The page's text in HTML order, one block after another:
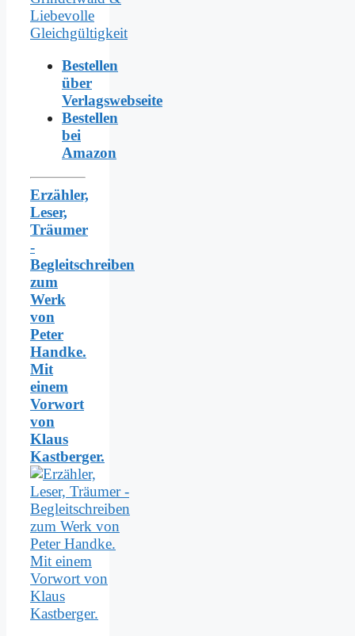
Bestellen
über
Verlagswebseite
Bestellen
bei
Amazon
Erzähler,
Leser,
Träumer
-
Begleitschreiben
zum
Werk
von
Peter
Handke.
Mit
einem
Vorwort
von
Klaus
Kastberger.